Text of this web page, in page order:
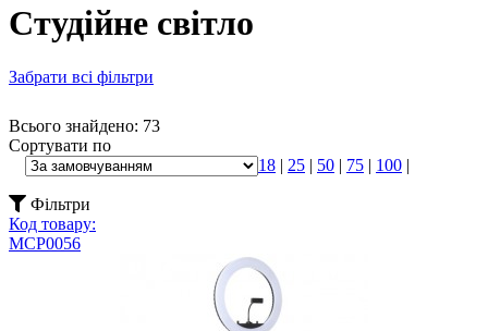
Студійне світло
Забрати всі фільтри
Всього знайдено: 73
Сортувати по
18 | 25 | 50 | 75 | 100 |
Фільтри
Код товару:
MCP0056